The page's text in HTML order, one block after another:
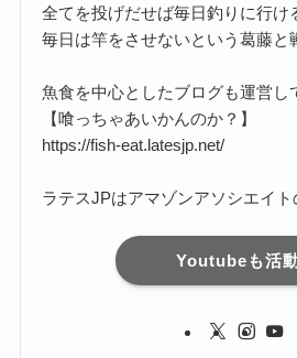
全てを投げだせば毎日釣りに行け
毎日は竿をさせないという葛藤と
魚食を中心としたブログも運営し
【喰っちゃあいかんのか？】
https://fish-eat.latesjp.net/
ラテスJPはアマゾンアソシエイト
Youtubeも活